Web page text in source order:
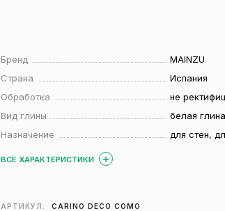
Бренд
MAINZU
Страна
Испания
Обработка
не
Вид глины
белая глина
Назначение
для стен,
ВСЕ ХАРАКТЕРИСТИКИ
АРТИКУЛ: CARINO DECO COMO